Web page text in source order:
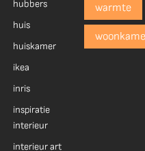
hubbers
huis
huiskamer
ikea
inris
inspiratie
interieur
interieur art
warmte